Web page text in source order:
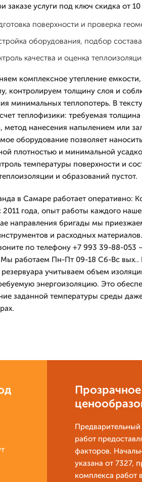
заказе услуги под ключ скидка от
поверхности и проверка
оборудования, подбор
качества и оценка
комплексное утепление
контролируем толщину слоя и
минимальных теплопотерь. В
теплофизики: требуемая толщина
метод нанесения напылением или
оборудование позволяет
плотностью и минимальной
температуры поверхности и
и образований пустот.
в Самаре работает оперативно:
2011 года, опыт работы каждого
направления бригады мы
и расходных
по телефону +7 993 39-88-053
работаем Пн-Пт 09-18 Сб-Вс вых..
резервуара учитываем объем
энергоизоляцию. Это
заданной температуры среды
Прозрачное
работ
факторов.
указана от 7327,
комплекса работ